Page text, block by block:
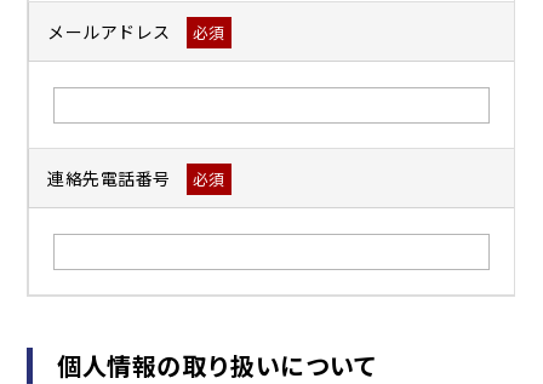
メールアドレス 必須
連絡先電話番号 必須
個人情報の取り扱いについて